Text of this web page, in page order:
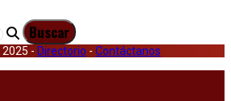
- Directorio - Contáctanos